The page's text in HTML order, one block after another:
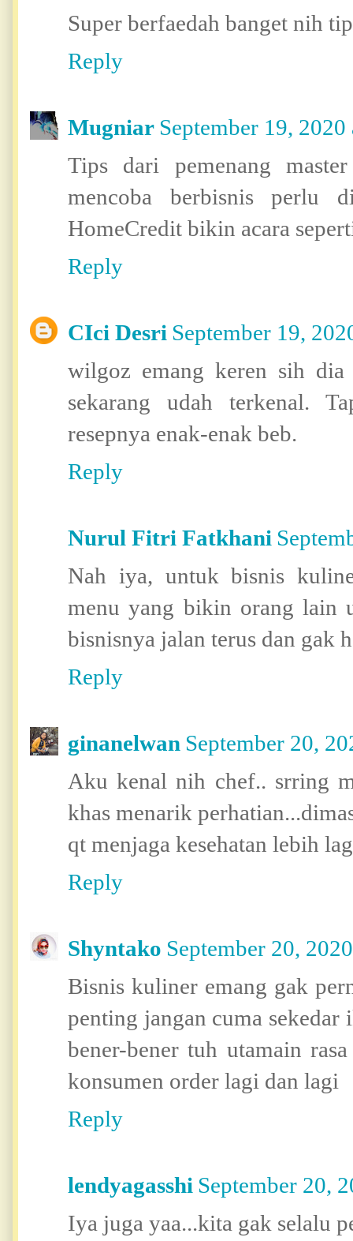
Super berfaedah banget nih
Reply
Mugniar September 19,
Tips dari pemenang
mencoba berbisnis perlu
HomeCredit bikin acara
Reply
CIci Desri September 19,
wilgoz emang keren sih dia
sekarang udah terkenal.
resepnya enak-enak beb.
Reply
Nurul Fitri Fatkhani
Nah iya, untuk bisnis
menu yang bikin orang lain
bisnisnya jalan terus dan gak
Reply
ginanelwan September 20,
Aku kenal nih chef.. srring
khas menarik
qt menjaga kesehatan lebih
Reply
Shyntako September 20,
Bisnis kuliner emang gak
penting jangan cuma
bener-bener tuh utamain
konsumen order lagi dan lagi
Reply
lendyagasshi September 20,
Iya juga yaa...kita gak selalu